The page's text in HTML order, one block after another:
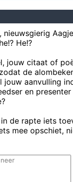
He!?
jouw citaat of
de
aanvulling
en
de rapte iets
mee opschiet,